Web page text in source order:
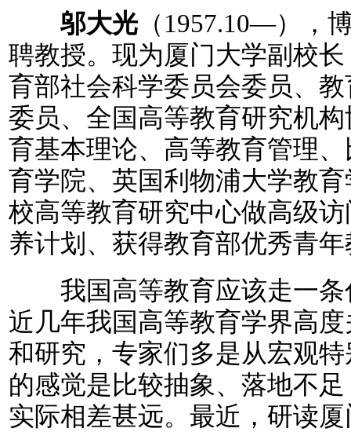
邬大光 （1957.10—），
聘教授。现为厦门大学副校
育部社会科学委员会委员、
委员、全国高等教育研究机
育基本理论、高等教育管理
育学院、英国利物浦大学教
校高等教育研究中心做高级
养计划、获得教育部优秀青
我国高等教育应该走一条
近几年我国高等教育学界高
和研究，专家们多是从宏观
的感觉是比较抽象、落地不
实际相差甚远。最近，研读